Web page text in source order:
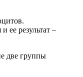
ее результат –
две группы